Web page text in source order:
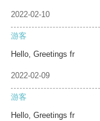
2022-02-10
游客
Hello, Greetings fr
2022-02-09
游客
Hello, Greetings fr